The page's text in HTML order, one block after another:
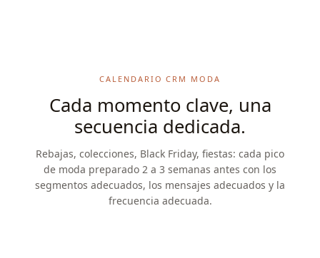
CALENDARIO CRM MODA
Cada momento clave, una
secuencia dedicada.
Rebajas, colecciones, Black Friday, fiestas: cada pico
de moda preparado 2 a 3 semanas antes con los
segmentos adecuados, los mensajes adecuados y la
frecuencia adecuada.